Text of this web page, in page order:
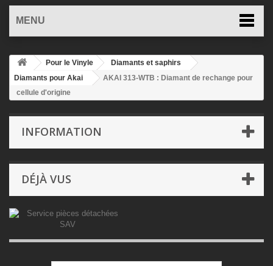
MENU
Pour le Vinyle
Diamants et saphirs
Diamants pour Akai
AKAI 313-WTB : Diamant de rechange pour
cellule d'origine
INFORMATION
DÉJÀ VUS